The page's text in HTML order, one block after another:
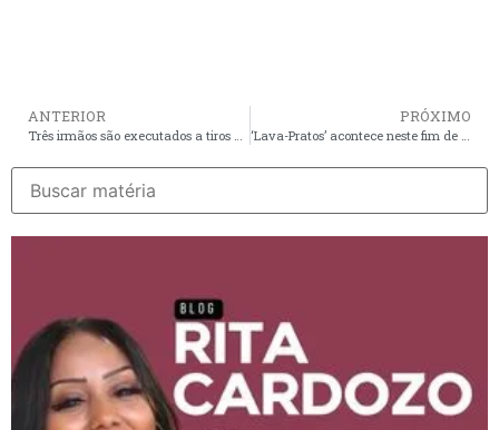
ANTERIOR
Três irmãos são executados a tiros dentro de casa em Timon
PRÓXIMO
‘Lava-Pratos’ acontece neste fim de semana em São José de Ribamar; veja a programação